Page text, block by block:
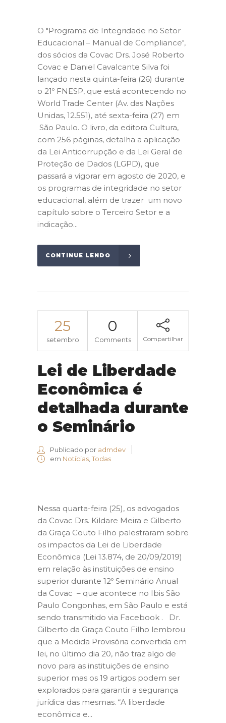
O "Programa de Integridade no Setor
Educacional – Manual de Compliance",
dos sócios da Covac Drs. José Roberto
Covac e Daniel Cavalcante Silva foi
lançado nesta quinta-feira (26) durante
o 21º FNESP, que está acontecendo no
World Trade Center (Av. das Nações
Unidas, 12.551), até sexta-feira (27) em
São Paulo. O livro, da editora Cultura,
com 256 páginas, detalha a aplicação
da Lei Anticorrupção e da Lei Geral de
Proteção de Dados (LGPD), que
passará a vigorar em agosto de 2020, e
os programas de integridade no setor
educacional, além de trazer um novo
capítulo sobre o Terceiro Setor e a
indicação...
CONTINUE LENDO
25
setembro
0
Comments Compartilhar
Lei de Liberdade
Econômica é
detalhada durante
o Seminário
Publicado por admdev
em Notícias Todas
Nessa quarta-feira (25), os advogados
da Covac Drs. Kildare Meira e Gilberto
da Graça Couto Filho palestraram sobre
os impactos da Lei de Liberdade
Econômica (Lei 13.874, de 20/09/2019)
em relação às instituições de ensino
superior durante 12º Seminário Anual
da Covac – que acontece no Ibis São
Paulo Congonhas, em São Paulo e está
sendo transmitido via Facebook . Dr.
Gilberto da Graça Couto Filho lembrou
que a Medida Provisória convertida em
lei, no último dia 20, não traz algo de
novo para as instituições de ensino
superior mas os 19 artigos podem ser
explorados para garantir a segurança
jurídica das mesmas. “A liberdade
econômica e...